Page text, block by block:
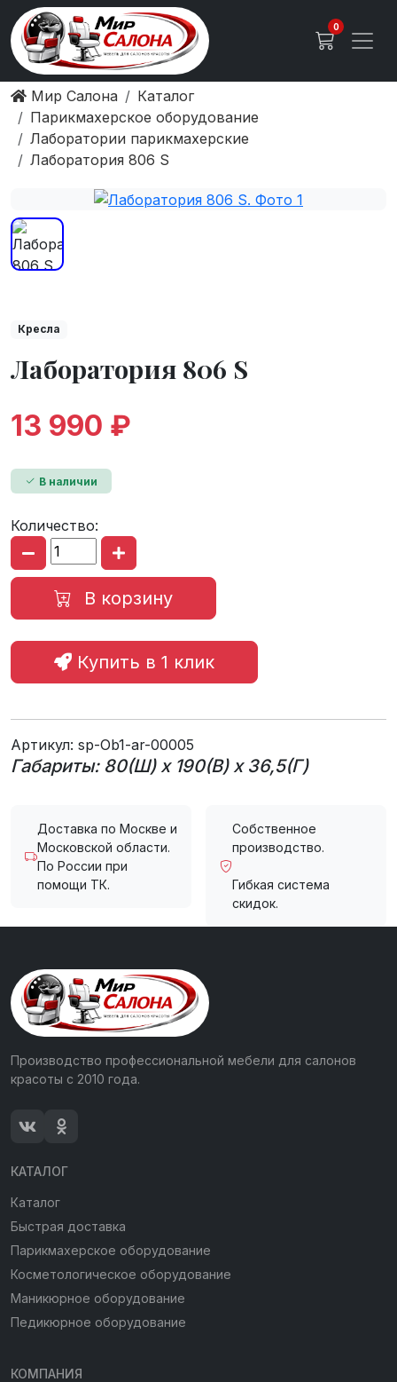
0
Мир Салона
Каталог
Парикмахерское оборудование
Лаборатории парикмахерские
Лаборатория 806 S
Кресла
Лаборатория 806 S
13 990 ₽
В наличии
Количество:
В корзину
Купить в 1 клик
Артикул: sp-Ob1-ar-00005
Габариты: 80(Ш) x 190(В) x 36,5(Г)
Доставка по Москве и
Московской области.
По России при
помощи ТК.
Собственное
производство.
Гибкая система
скидок.
Производство профессиональной мебели для салонов
красоты с 2010 года.
КАТАЛОГ
Каталог
Быстрая доставка
Парикмахерское оборудование
Косметологическое оборудование
Маникюрное оборудование
Педикюрное оборудование
КОМПАНИЯ